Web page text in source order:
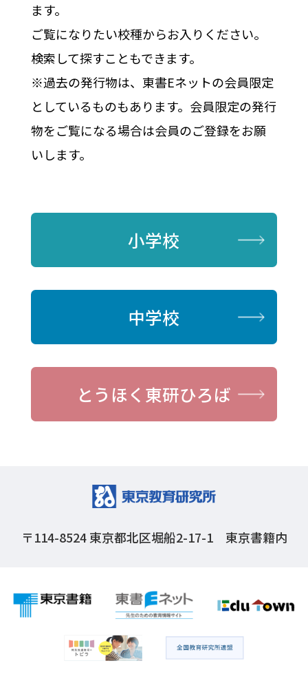
ます。
ご覧になりたい校種からお入りください。
検索して探すこともできます。
※過去の発行物は、東書Eネットの会員限定
としているものもあります。会員限定の発行
物をご覧になる場合は会員のご登録をお願
いします。
小学校
中学校
とうほく東研ひろば
〒114-8524東京都北区堀船2-17-1 東京書籍内